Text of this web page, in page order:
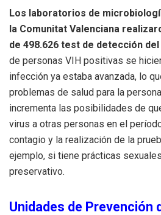
Los laboratorios de
la Comunitat Valenciana
de 498.626 test de detección del
de personas VIH positivas se
infección ya estaba avanzada, lo
problemas de salud para la
incrementa las posibilidades de
virus a otras personas en el
contagio y la realización de la
ejemplo, si tiene prácticas
preservativo.
Unidades de Prevención